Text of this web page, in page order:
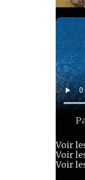
Voir
Voir
Voir